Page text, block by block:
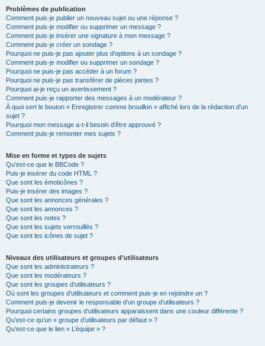
Problèmes de publication
Comment puis-je publier un nouveau sujet ou une réponse ?
Comment puis-je modifier ou supprimer un message ?
Comment puis-je insérer une signature à mon message ?
Comment puis-je créer un sondage ?
Pourquoi ne puis-je pas ajouter plus d’options à un sondage ?
Comment puis-je modifier ou supprimer un sondage ?
Pourquoi ne puis-je pas accéder à un forum ?
Pourquoi ne puis-je pas transférer de pièces jointes ?
Pourquoi ai-je reçu un avertissement ?
Comment puis-je rapporter des messages à un modérateur ?
À quoi sert le bouton « Enregistrer comme brouillon » affiché lors de la rédaction d’un
sujet ?
Pourquoi mon message a-t-il besoin d’être approuvé ?
Comment puis-je remonter mes sujets ?
Mise en forme et types de sujets
Qu’est-ce que le BBCode ?
Puis-je insérer du code HTML ?
Que sont les émoticônes ?
Puis-je insérer des images ?
Que sont les annonces générales ?
Que sont les annonces ?
Que sont les notes ?
Que sont les sujets verrouillés ?
Que sont les icônes de sujet ?
Niveaux des utilisateurs et groupes d’utilisateurs
Que sont les administrateurs ?
Que sont les modérateurs ?
Que sont les groupes d’utilisateurs ?
Où sont les groupes d’utilisateurs et comment puis-je en rejoindre un ?
Comment puis-je devenir le responsable d’un groupe d’utilisateurs ?
Pourquoi certains groupes d’utilisateurs apparaissent dans une couleur différente ?
Qu’est-ce qu’un « groupe d’utilisateurs par défaut » ?
Qu’est-ce que le lien « L’équipe » ?